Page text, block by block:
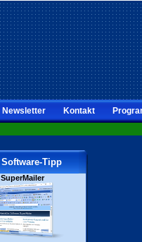
Newsletter Kontakt
Software-Tipp
SuperMailer